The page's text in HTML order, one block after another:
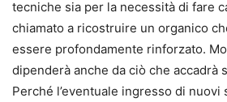
tecniche sia per la necessità di fare
chiamato a ricostruire un organico
essere profondamente rinforzato.
dipenderà anche da ciò che accadrà
Perché l’eventuale ingresso di nuovi